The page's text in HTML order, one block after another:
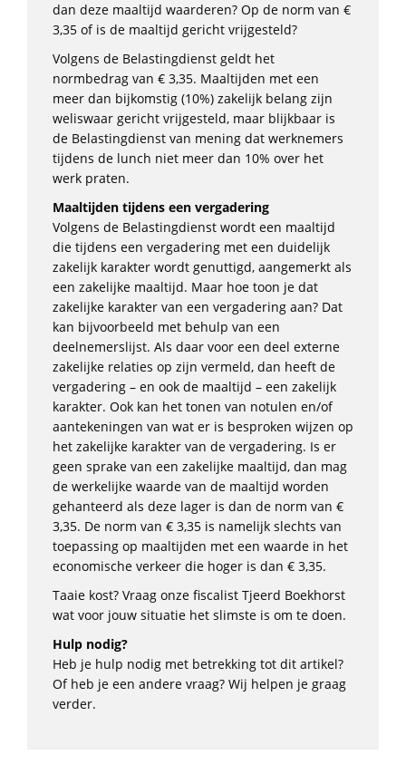
dan deze maaltijd waarderen? Op de norm van €
3,35 of is de maaltijd gericht vrijgesteld?
Volgens de Belastingdienst geldt het
normbedrag van € 3,35. Maaltijden met een
meer dan bijkomstig (10%) zakelijk belang zijn
weliswaar gericht vrijgesteld, maar blijkbaar is
de Belastingdienst van mening dat werknemers
tijdens de lunch niet meer dan 10% over het
werk praten.
Maaltijden tijdens een vergadering
Volgens de Belastingdienst wordt een maaltijd
die tijdens een vergadering met een duidelijk
zakelijk karakter wordt genuttigd, aangemerkt als
een zakelijke maaltijd. Maar hoe toon je dat
zakelijke karakter van een vergadering aan? Dat
kan bijvoorbeeld met behulp van een
deelnemerslijst. Als daar voor een deel externe
zakelijke relaties op zijn vermeld, dan heeft de
vergadering – en ook de maaltijd – een zakelijk
karakter. Ook kan het tonen van notulen en/of
aantekeningen van wat er is besproken wijzen op
het zakelijke karakter van de vergadering. Is er
geen sprake van een zakelijke maaltijd, dan mag
de werkelijke waarde van de maaltijd worden
gehanteerd als deze lager is dan de norm van €
3,35. De norm van € 3,35 is namelijk slechts van
toepassing op maaltijden met een waarde in het
economische verkeer die hoger is dan € 3,35.
Taaie kost? Vraag onze fiscalist Tjeerd Boekhorst
wat voor jouw situatie het slimste is om te doen.
Hulp nodig?
Heb je hulp nodig met betrekking tot dit artikel?
Of heb je een andere vraag? Wij helpen je graag
verder.